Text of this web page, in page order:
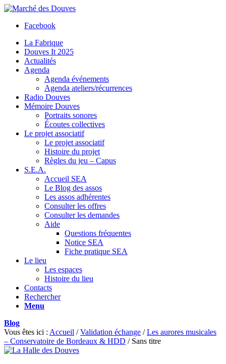
Facebook
La Fabrique
Douves It 2025
Actualités
Agenda
Agenda événements
Agenda ateliers/récurrences
Radio Douves
Mémoire Douves
Portraits sonores
Écoutes collectives
Le projet associatif
Le projet associatif
Histoire du projet
Règles du jeu – Capus
S.E.A.
Accueil SEA
Le Blog des assos
Les assos adhérentes
Consulter les offres
Consulter les demandes
Aide
Questions fréquentes
Notice SEA
Fiche pratique SEA
Le lieu
Les espaces
Histoire du lieu
Contacts
Rechercher
Menu
Blog
Vous êtes ici : Accueil / Validation échange / Les aurores musicales
– Conservatoire de Bordeaux & HDD / Sans titre